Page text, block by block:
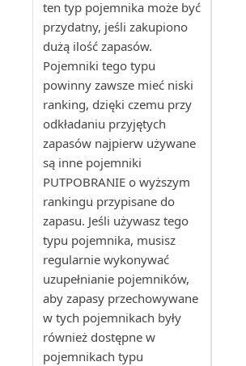
zapisy księgi
zapisy księgi
Powe...
w rachunku
i tolerancja
z udziałem
w UE
K/G
uprawnieniami za
użytko...
dla bieżącego ...
powiązanych
dokumentów
stron i raportów za
zapasów
odroczeń:
odroczeń K/G
odroczeń
magazynu
sald: poprzedni rok
ten typ pojemnika może być
przydatny, jeśli zakupiono
dużą ilość zapasów.
Pojemniki tego typu
powinny zawsze mieć niski
ranking, dzięki czemu przy
odkładaniu przyjętych
zapasów najpierw używane
są inne pojemniki
PUTPOBRANIE o wyższym
rankingu przypisane do
zapasu. Jeśli używasz tego
typu pojemnika, musisz
regularnie wykonywać
uzupełnianie pojemników,
aby zapasy przechowywane
w tych pojemnikach były
również dostępne w
pojemnikach typu